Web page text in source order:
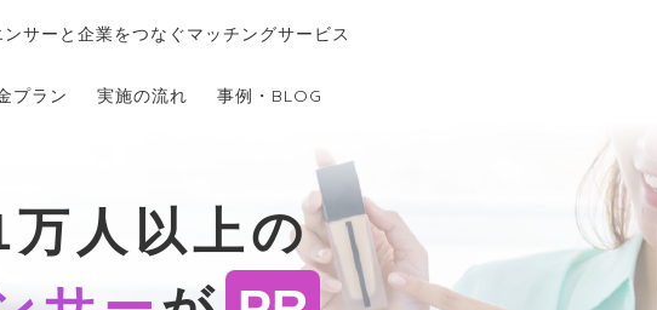
サーと企業をつなぐマッチングサービス
プラン 実施の流れ 事例・BLOG
人以上の